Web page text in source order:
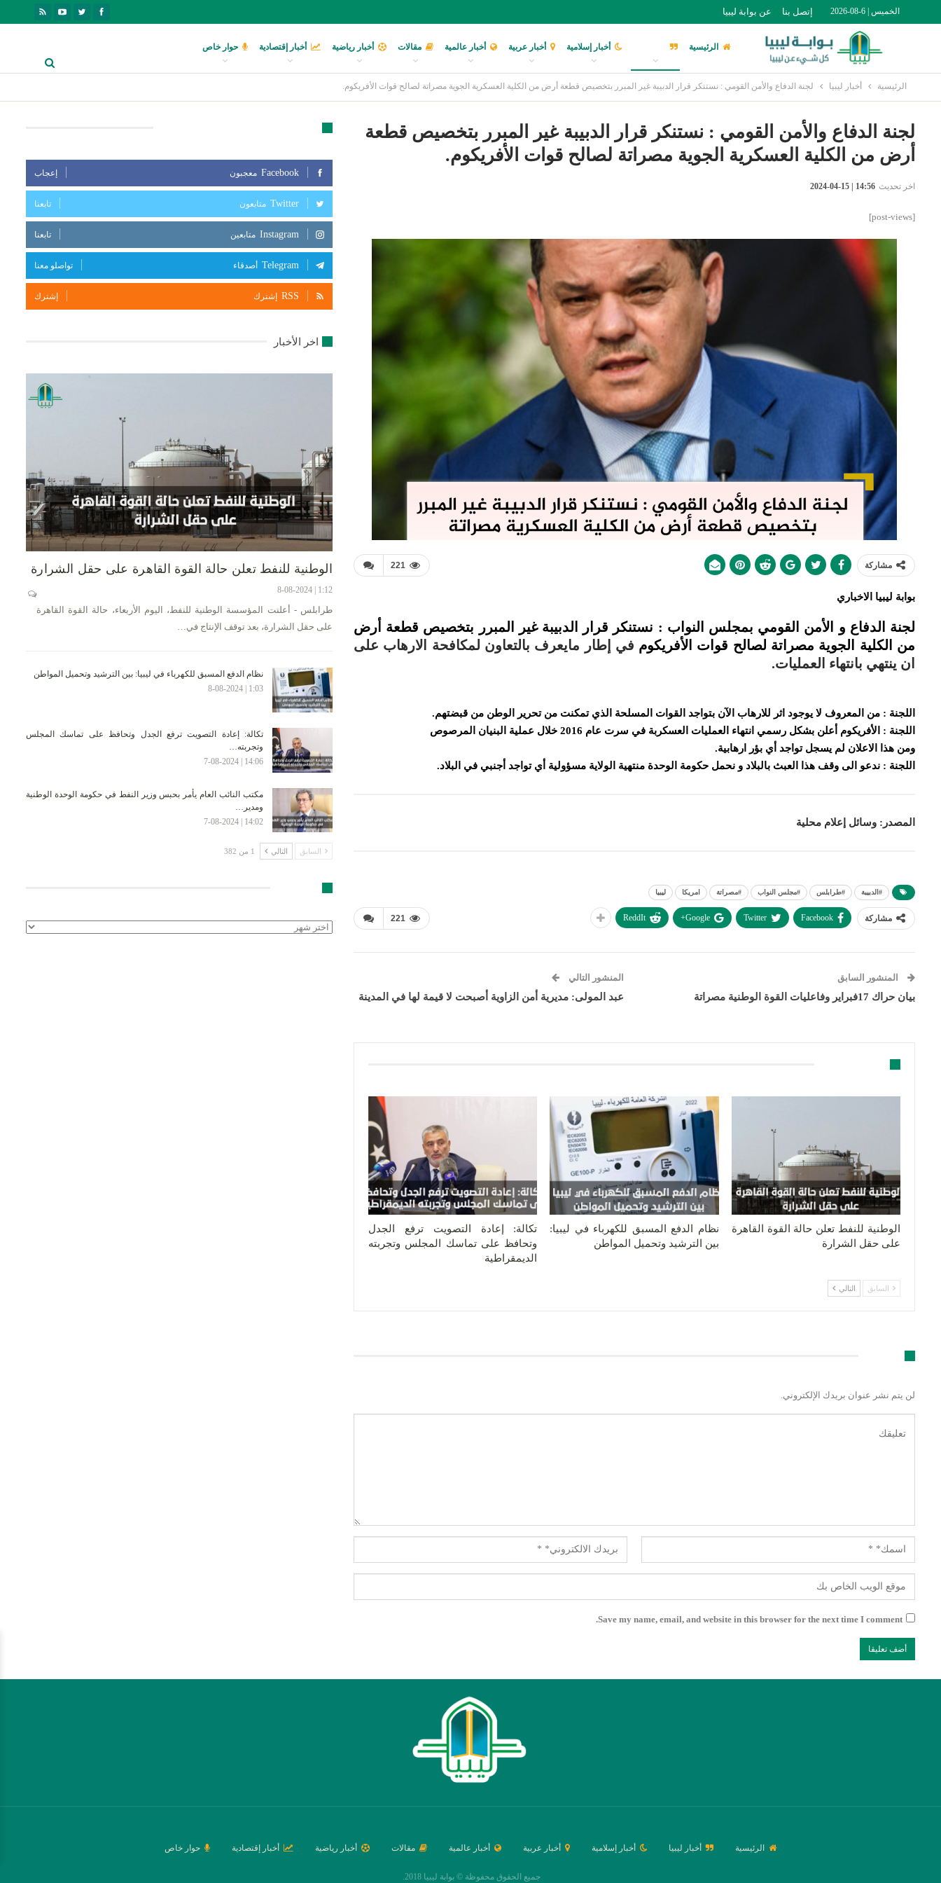
الخميس | 6-08-2026 إتصل بنا عن بوابة ليبيا
الرئيسية أخبار إسلامية أخبار عربية أخبار عالمية مقالات أخبار رياضية أخبار إقتصادية حوار خاص
الرئيسية أخبار ليبيا لجنة الدفاع والأمن القومي : نستنكر قرار الدبيبة غير المبرر بتخصيص قطعة أرض من الكلية العسكرية الجوية مصراتة لصالح قوات الأفريكوم.
لجنة الدفاع والأمن القومي : نستنكر قرار الدبيبة غير المبرر بتخصيص قطعة
أرض من الكلية العسكرية الجوية مصراتة لصالح قوات الأفريكوم.
اخر تحديث 14:56 | 15-04-2024
[post-views]
221 مشاركة
بوابة ليبيا الاخباري
لجنة الدفاع و الأمن القومي بمجلس النواب : نستنكر قرار الدبيبة غير المبرر بتخصيص قطعة أرض
من الكلية الجوية مصراتة لصالح قوات الأفريكوم في إطار مايعرف بالتعاون لمكافحة الارهاب على
ان ينتهي بانتهاء العمليات.
اللجنة : من المعروف لا يوجود اثر للارهاب الآن بتواجد القوات المسلحة الذي تمكنت من تحرير الوطن من قبضتهم.
اللجنة : الأفريكوم أعلن بشكل رسمي انتهاء العمليات العسكربة في سرت عام 2016 خلال عملية البنيان المرصوص
ومن هذا الاعلان لم يسجل تواجد أي بؤر ارهابية.
اللجنة : ندعو الى وقف هذا العبث بالبلاد و نحمل حكومة الوحدة منتهية الولاية مسؤولية أي تواجد أجنبي في البلاد.
المصدر: وسائل إعلام محلية
#الدبيبة #طرابلس #مجلس النواب #مصراتة امريكا ليبيا
221 مشاركة Facebook
Twitter
Google+
ReddIt
المنشور السابق
بيان حراك 17فبراير وفاعليات القوة الوطنية مصراتة
المنشور التالي
عبد المولى: مديرية أمن الزاوية أصبحت لا قيمة لها في المدينة
الوطنية للنفط تعلن حالة القوة القاهرة
على حقل الشرارة
نظام الدفع المسبق للكهرباء في ليبيا:
بين الترشيد وتحميل المواطن
تكالة: إعادة التصويت ترفع الجدل
وتحافظ على تماسك المجلس وتجربته
الديمقراطية
السابق التالي
لن يتم نشر عنوان بريدك الإلكتروني.
Save my name, email, and website in this browser for the next time I comment.
Facebook معجبون إعجاب
Twitter متابعون تابعنا
Instagram متابعين تابعنا
Telegram أصدقاء تواصلو معنا
RSS إشترك إشترك
اخر الأخبار
الوطنية للنفط تعلن حالة القوة القاهرة على حقل الشرارة
1:12 | 8-08-2024
طرابلس - أعلنت المؤسسة الوطنية للنفط، اليوم الأربعاء، حالة القوة القاهرة
على حقل الشرارة، بعد توقف الإنتاج في…
نظام الدفع المسبق للكهرباء في ليبيا: بين الترشيد وتحميل المواطن
1:03 | 8-08-2024
تكالة: إعادة التصويت ترفع الجدل وتحافظ على تماسك المجلس
وتجربته…
14:06 | 7-08-2024
مكتب النائب العام يأمر بحبس وزير النفط في حكومة الوحدة الوطنية
ومدير…
14:02 | 7-08-2024
السابق التالي 1 من 382
الأرشيف
الرئيسية أخبار ليبيا أخبار إسلامية أخبار عربية أخبار عالمية مقالات أخبار رياضية أخبار إقتصادية حوار خاص
جميع الحقوق محفوظة © بوابة ليبيا 2018.